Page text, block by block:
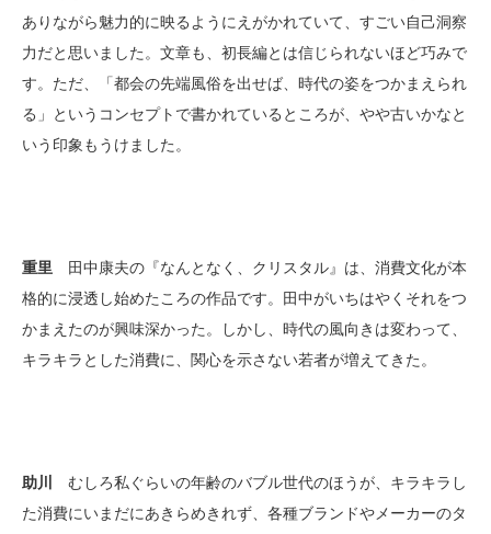
ありながら魅力的に映るようにえがかれていて、すごい自己洞察
力だと思いました。文章も、初長編とは信じられないほど巧みで
す。ただ、「都会の先端風俗を出せば、時代の姿をつかまえられ
る」というコンセプトで書かれているところが、やや古いかなと
いう印象もうけました。
重里 田中康夫の『なんとなく、クリスタル』は、消費文化が本
格的に浸透し始めたころの作品です。田中がいちはやくそれをつ
かまえたのが興味深かった。しかし、時代の風向きは変わって、
キラキラとした消費に、関心を示さない若者が増えてきた。
助川
むしろ私ぐらいの年齢のバブル世代のほうが、キラキラし
た消費にいまだにあきらめきれず、各種ブランドやメーカーのタ